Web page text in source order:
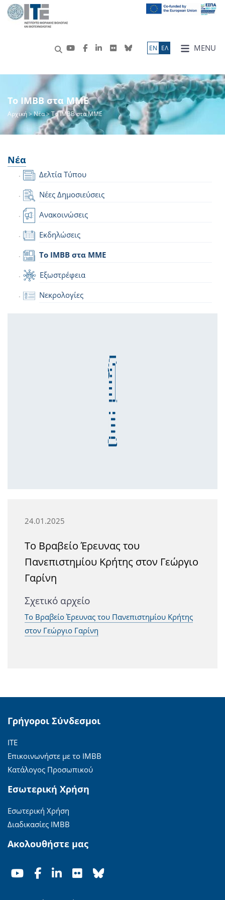
MENU
ΕN ΕΛ
Το IMBB στα ΜΜΕ
Αρχική>Νέα> Το IMBB στα ΜΜΕ
Νέα
Δελτία Τύπου
Νέες Δημοσιεύσεις
Ανακοινώσεις
Εκδηλώσεις
Το IMBB στα ΜΜΕ
Εξωστρέφεια
Νεκρολογίες
24.01.2025
Το Βραβείο Έρευνας του
Πανεπιστημίου Κρήτης στον Γεώργιο
Γαρίνη
Σχετικό αρχείο
Το Βραβείο Έρευνας του Πανεπιστημίου Κρήτης
στον Γεώργιο Γαρίνη
Γρήγοροι Σύνδεσμοι
ΙΤΕ
Επικοινωνήστε με το ΙΜΒΒ
Κατάλογος Προσωπικού
Εσωτερική Χρήση
Εσωτερική Χρήση
Διαδικασίες ΙΜΒΒ
Ακολουθήστε μας